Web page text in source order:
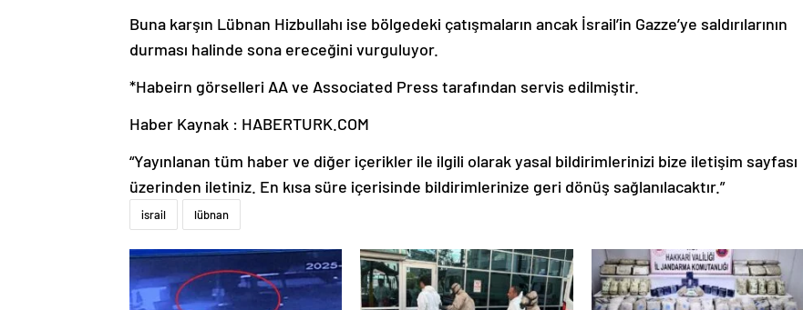
Buna karşın Lübnan Hizbullahı ise bölgedeki çatışmaların ancak İsrail’in Gazze’ye saldırılarının
durması halinde sona ereceğini vurguluyor.
*Habeirn görselleri AA ve Associated Press tarafından servis edilmiştir.
Haber Kaynak : HABERTURK.COM
“Yayınlanan tüm haber ve diğer içerikler ile ilgili olarak yasal bildirimlerinizi bize iletişim sayfası
üzerinden iletiniz. En kısa süre içerisinde bildirimlerinize geri dönüş sağlanılacaktır.”
israil lübnan